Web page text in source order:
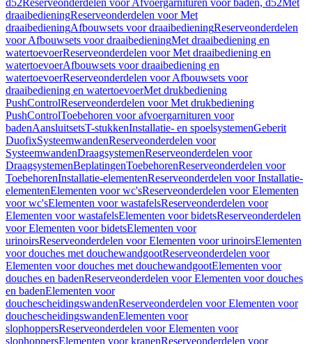
d52Reserveonderdelen voor Afvoergarnituren voor baden, d52Met
draaibedieningReserveonderdelen voor Met
draaibedieningAfbouwsets voor draaibedieningReserveonderdelen
voor Afbouwsets voor draaibedieningMet draaibediening en
watertoevoerReserveonderdelen voor Met draaibediening en
watertoevoerAfbouwsets voor draaibediening en
watertoevoerReserveonderdelen voor Afbouwsets voor
draaibediening en watertoevoerMet drukbediening
PushControlReserveonderdelen voor Met drukbediening
PushControlToebehoren voor afvoergarnituren voor
badenAansluitsetsT-stukkenInstallatie- en spoelsystemenGeberit
DuofixSysteemwandenReserveonderdelen voor
SysteemwandenDraagsystemenReserveonderdelen voor
DraagsystemenBeplatingenToebehorenReserveonderdelen voor
ToebehorenInstallatie-elementenReserveonderdelen voor Installatie-
elementenElementen voor wc'sReserveonderdelen voor Elementen
voor wc'sElementen voor wastafelsReserveonderdelen voor
Elementen voor wastafelsElementen voor bidetsReserveonderdelen
voor Elementen voor bidetsElementen voor
urinoirsReserveonderdelen voor Elementen voor urinoirsElementen
voor douches met douchewandgootReserveonderdelen voor
Elementen voor douches met douchewandgootElementen voor
douches en badenReserveonderdelen voor Elementen voor douches
en badenElementen voor
douchescheidingswandenReserveonderdelen voor Elementen voor
douchescheidingswandenElementen voor
slophoppersReserveonderdelen voor Elementen voor
slophoppersElementen voor kranenReserveonderdelen voor